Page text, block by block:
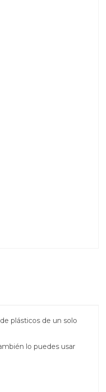
plásticos de un solo
lo puedes usar